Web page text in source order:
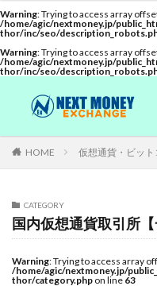
Warning: Trying to access array
/home/agic/nextmoney.jp/
thor/inc/seo/
Warning: Trying to access array
/home/agic/nextmoney.jp/
thor/inc/seo/
HOME 仮想通貨・ビッ
CATEGORY
国内仮想通貨取引所【
Warning: Trying to access array
/home/agic/nextmoney.jp/
thor/category.php on line 63
口座開設 ランキング
カテゴリー
bitbank Bitcoin
Ripple
XRP
コインチェック
セ
デリバティブ
ビッ